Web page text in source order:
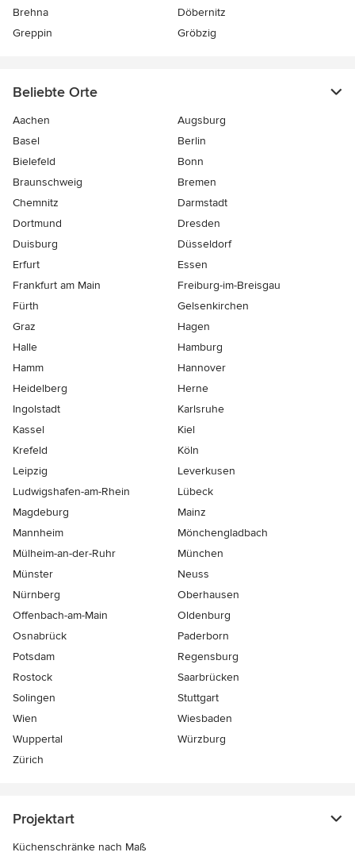
Brehna
Döbernitz
Greppin
Gröbzig
Beliebte Orte
Aachen
Augsburg
Basel
Berlin
Bielefeld
Bonn
Braunschweig
Bremen
Chemnitz
Darmstadt
Dortmund
Dresden
Duisburg
Düsseldorf
Erfurt
Essen
Frankfurt am Main
Freiburg-im-Breisgau
Fürth
Gelsenkirchen
Graz
Hagen
Halle
Hamburg
Hamm
Hannover
Heidelberg
Herne
Ingolstadt
Karlsruhe
Kassel
Kiel
Krefeld
Köln
Leipzig
Leverkusen
Ludwigshafen-am-Rhein
Lübeck
Magdeburg
Mainz
Mannheim
Mönchen­gladbach
Mülheim-an-der-Ruhr
München
Münster
Neuss
Nürnberg
Oberhausen
Offenbach-am-Main
Oldenburg
Osnabrück
Paderborn
Potsdam
Regensburg
Rostock
Saarbrücken
Solingen
Stuttgart
Wien
Wiesbaden
Wuppertal
Würzburg
Zürich
Projektart
Küchenschränke nach Maß